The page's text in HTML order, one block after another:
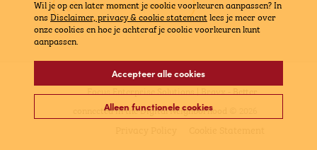
SELF SERVICE PORTAL
Focus Enterprise Solutions | Bravx -Better
connected in the Digital Neighborhood
Wil je op een later moment je cookie voorkeuren aanpassen? In
ons Disclaimer, privacy & cookie statementlees je meer over
onze cookies en hoe je achteraf je cookie voorkeuren kunt
aanpassen.
Accepteer alle cookies
Alleen functionele cookies